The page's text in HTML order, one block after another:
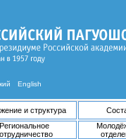
English
и структура
Региональное